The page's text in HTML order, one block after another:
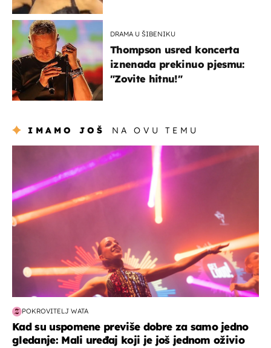
DRAMA U ŠIBENIKU
Thompson usred koncerta
iznenada prekinuo pjesmu:
"Zovite hitnu!"
IMAMO JOŠ NA OVU TEMU
POKROVITELJ WATA
Kad su uspomene previše dobre za samo jedno
gledanje: Mali uređaj koji je još jednom oživio